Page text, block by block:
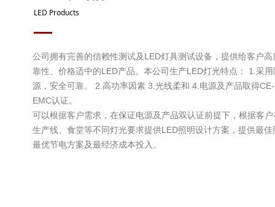
LED Products
公司拥有完善的信赖性测试及LED灯具测试设备，提供给客户高
靠性、价格适中的LED产品。 本公司生产LED灯光特点： 1.采
源，安全可靠。 2.高功率因素 3.光线柔和 4.电源及产品取得
EMC认证。
可以根据客户需求，在保证电源及产品双认证前提下，根据客
生产线、食堂等不同灯光要求提供LED照明设计方案，提供最佳
最优节电方案及最经济成本投入。